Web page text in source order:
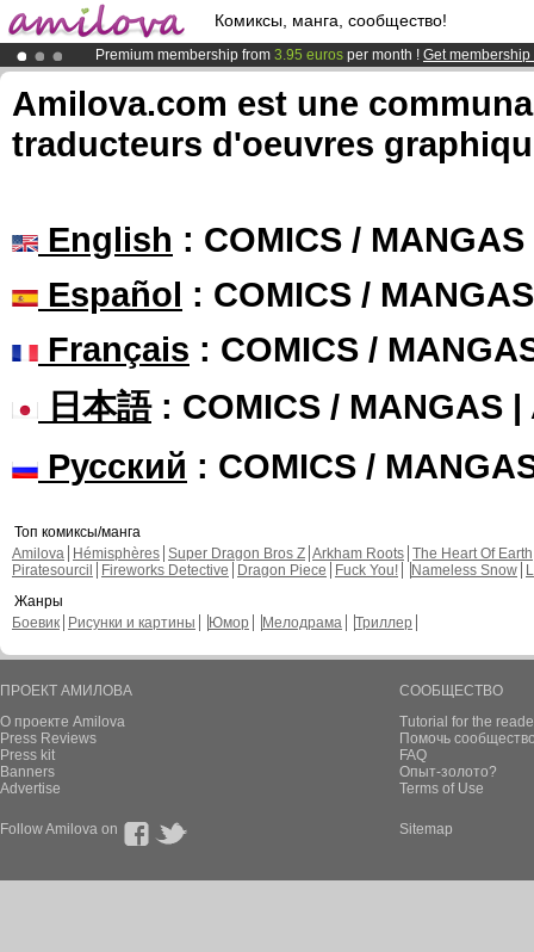
Комиксы, манга, сообщество!
Premium membership from 3.95 euros per month ! Get membership
Already 100000membersand 1000comics & mangas!.
Amilova
Kickstarter is now LIVE!.
Amilova.com est une
traducteurs d'oeuvres
English : COMICS /
Español : COMICS /
Français : COMICS /
日本語: COMICS / MANGAS |
Русский : COMICS /
Топ комиксы/манга
Amilova
Hémisphères Super Dragon Bros Z Arkham Roots The Heart Of Earth
Piratesourcil
Fireworks Detective Dragon Piece Fuck You! Nameless Snow
Жанры
Боевик
Рисунки и картины Юмор Мелодрама Триллер
ПРОЕКТ АМИЛОВА
О проекте Amilova
Press Reviews
Press kit
Banners
Advertise
СООБЩЕСТВО
Tutorial for the
Помочь
FAQ
Опыт-золото?
Terms of Use
Follow Amilova on Sitemap